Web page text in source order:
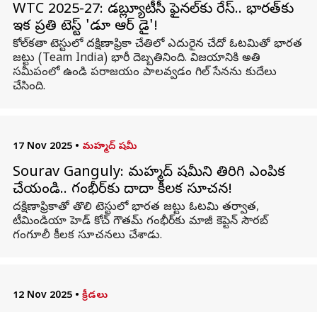
WTC 2025-27: డబ్ల్యూటీసీ ఫైనల్‌కు రేస్‌.. భారత్‌కు
ఇక ప్రతి టెస్ట్‌ 'డూ ఆర్ డై'!
కోల్‌కతా టెస్టులో దక్షిణాఫ్రికా చేతిలో ఎదురైన చేదో ఓటమితో భారత
జట్టు (Team India) భారీ దెబ్బతినింది. విజయానికి అతి
సమీపంలో ఉండి పరాజయం పాలవ్వడం గిల్‌ సేనను కుదేలు
చేసింది.
17 Nov 2025 • మహ్మద్ షమీ
Sourav Ganguly: మహ్మద్ షమీని తిరిగి ఎంపిక
చేయండి.. గంభీర్‌కు దాదా కీలక సూచన!
దక్షిణాఫ్రికాతో తొలి టెస్టులో భారత జట్టు ఓటమి తర్వాత,
టీమిండియా హెడ్ కోచ్ గౌతమ్ గంభీర్‌కు మాజీ కెప్టెన్ సౌరబ్
గంగూలీ కీలక సూచనలు చేశాడు.
12 Nov 2025 • క్రీడలు